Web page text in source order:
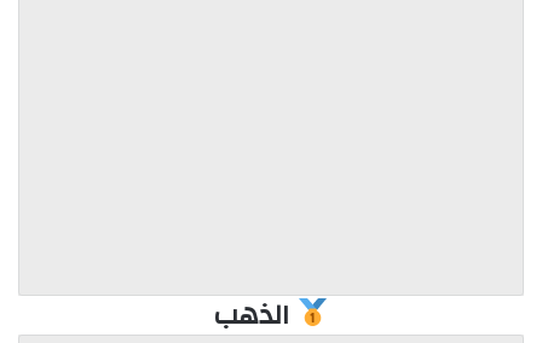
الذهب